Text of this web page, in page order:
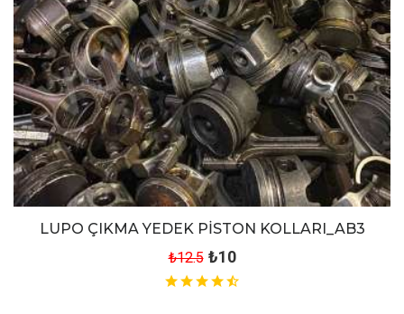
LUPO ÇIKMA YEDEK PİSTON KOLLARI_AB3
₺12.5 ₺10